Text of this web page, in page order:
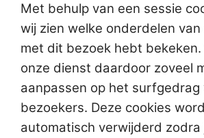
Met behulp van een sessie
wij zien welke onderdelen
met dit bezoek hebt bekeken.
onze dienst daardoor zoveel
aanpassen op het surfgedrag
bezoekers. Deze cookies
automatisch verwijderd zodra